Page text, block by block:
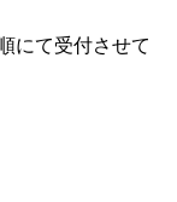
にて受付させて